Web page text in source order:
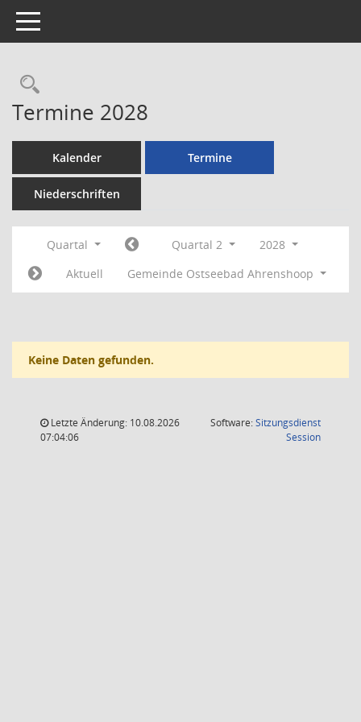
Toggle navigation
Rechercheauswahl
Termine 2028
Kalender Termine
Niederschriften
Quartal Quartal 2
2028
Aktuell
Gemeinde Ostseebad Ahrenshoop
Keine Daten gefunden.
Letzte Änderung: 10.08.2026
07:04:06
Software:Sitzungsdienst
Session(Wird in